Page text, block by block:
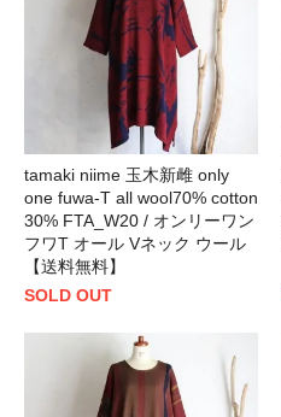
tamaki niime 玉木新雌 only
one fuwa-T all wool70% cotton
30% FTA_W20 / オンリーワン
フワT オール Vネック ウール
【送料無料】
SOLD OUT